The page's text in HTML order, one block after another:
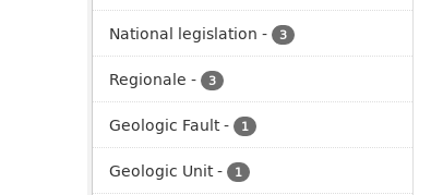
National legislation - 3
Regionale - 3
Geologic Fault- 1
Geologic Unit- 1